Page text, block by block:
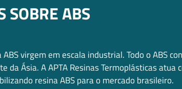
SOBRE ABS
virgem em escala industrial. Todo o ABS
Ásia. A APTA Resinas Termoplásticas atua
resina ABS para o mercado brasileiro.